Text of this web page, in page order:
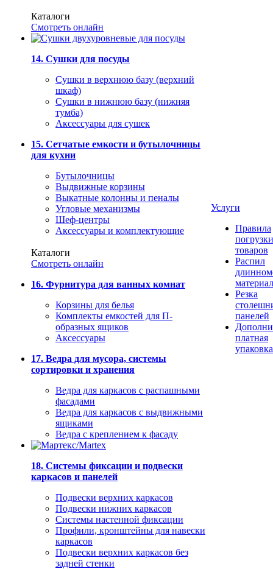
Каталоги
Смотреть онлайн
14. Сушки для посуды
Сушки в верхнюю базу (верхний
шкаф)
Сушки в нижнюю базу (нижняя
тумба)
Аксессуары для сушек
15. Сетчатые емкости и бутылочницы
для кухни
Бутылочницы
Выдвижные корзины
Выкатные колонны и пеналы
Угловые механизмы
Шеф-центры
Аксессуары и комплектующие
Каталоги
Смотреть онлайн
16. Фурнитура для ванных комнат
Корзины для белья
Комплекты емкостей для П-
образных ящиков
Аксессуары
17. Ведра для мусора, системы
сортировки и хранения
Ведра для каркасов с распашными
фасадами
Ведра для каркасов с выдвижными
ящиками
Ведра с креплением к фасаду
18. Системы фиксации и подвески
каркасов и панелей
Подвески верхних каркасов
Подвески нижних каркасов
Системы настенной фиксации
Профили, кронштейны для навески
каркасов
Подвески верхних каркасов без
задней стенки
Услуги
Правила
погрузки
товаров
Распил
Резка
панелей
платная
упаковка